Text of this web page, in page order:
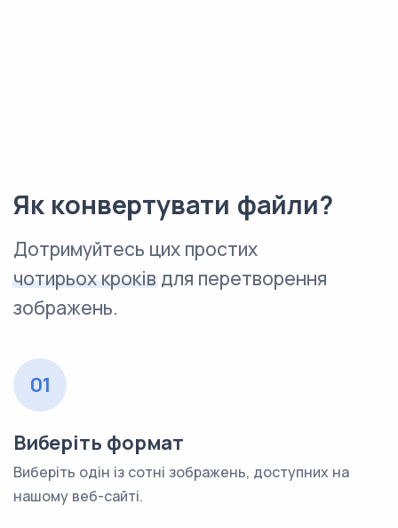
Як конвертувати файли?
Дотримуйтесь цих простих
чотирьох кроківдля перетворення
зображень.
01
Виберіть формат
Виберіть одін із сотні зображень, доступних на
нашому веб-сайті.